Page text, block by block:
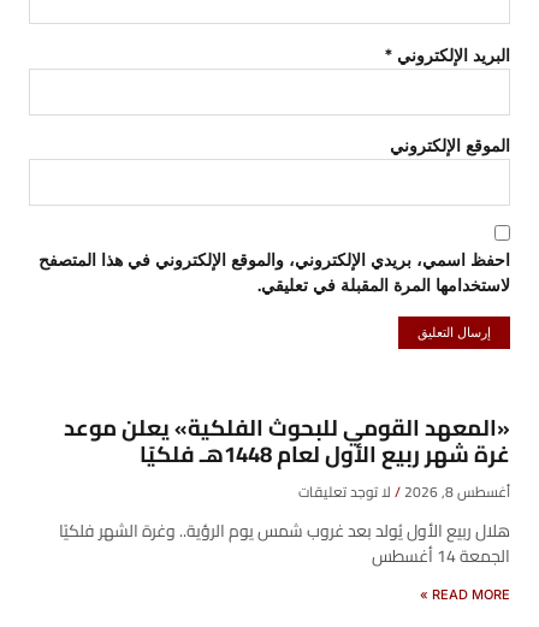
البريد الإلكتروني *
الموقع الإلكتروني
احفظ اسمي، بريدي الإلكتروني، والموقع الإلكتروني في هذا المتصفح
لاستخدامها المرة المقبلة في تعليقي.
«المعهد القومي للبحوث الفلكية» يعلن موعد
غرة شهر ربيع الأول لعام 1448هـ فلكيًا
أغسطس 8, 2026 لا توجد تعليقات
هلال ربيع الأول يُولد بعد غروب شمس يوم الرؤية.. وغرة الشهر فلكيًا
الجمعة 14 أغسطس
READ MORE »